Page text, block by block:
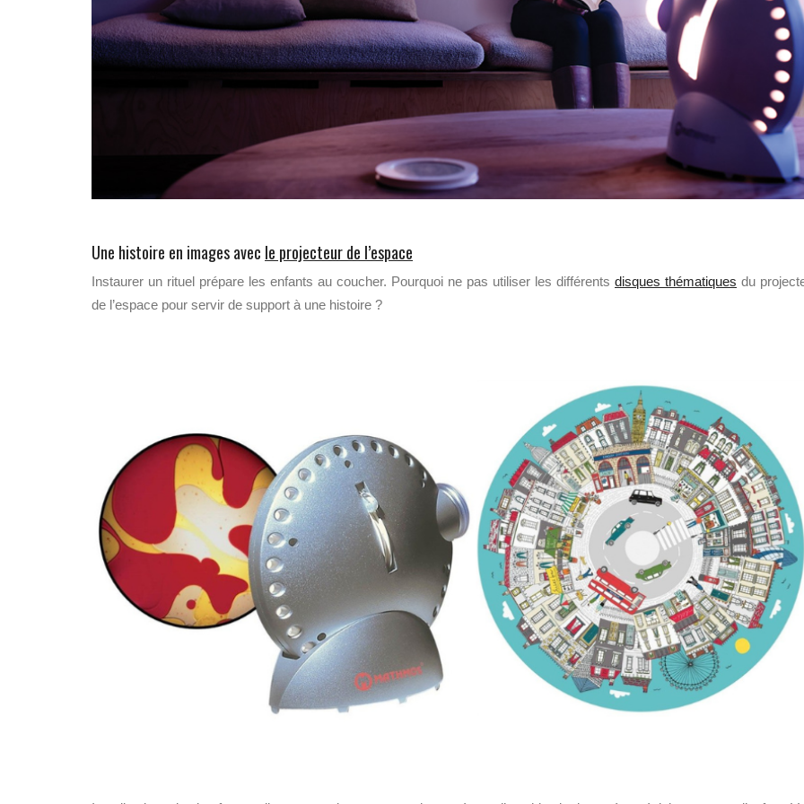
Une histoire en images avec le projecteur de l’espace
Instaurer un rituel prépare les enfants au coucher. Pourquoi ne pas utiliser les différents disques thématiques du
de l’espace pour servir de support à une histoire ?